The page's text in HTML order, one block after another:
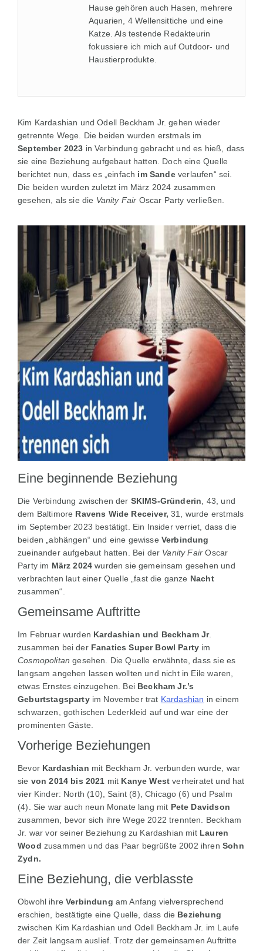
Hause gehören auch Hasen, mehrere
Aquarien, 4 Wellensittiche und eine
Katze. Als testende Redakteurin
fokussiere ich mich auf Outdoor- und
Haustierprodukte.
Kim Kardashian und Odell Beckham Jr. gehen wieder
getrennte Wege. Die beiden wurden erstmals im
September 2023 in Verbindung gebracht und es hieß, dass
sie eine Beziehung aufgebaut hatten. Doch eine Quelle
berichtet nun, dass es „einfach im Sandeverlaufen“ sei.
Die beiden wurden zuletzt im März 2024 zusammen
gesehen, als sie die Vanity Fair Oscar Party verließen.
Eine beginnende Beziehung
Die Verbindung zwischen der SKIMS-Gründerin , 43, und
dem Baltimore Ravens Wide Receiver, 31, wurde erstmals
im September 2023 bestätigt. Ein Insider verriet, dass die
beiden „abhängen“ und eine gewisse Verbindung
zueinander aufgebaut hatten. Bei der Vanity Fair Oscar
Party im März 2024 wurden sie gemeinsam gesehen und
verbrachten laut einer Quelle „fast die ganze Nacht
zusammen“.
Gemeinsame Auftritte
Im Februar wurden Kardashian und Beckham Jr.
zusammen bei der Fanatics Super Bowl Party im
Cosmopolitan gesehen. Die Quelle erwähnte, dass sie es
langsam angehen lassen wollten und nicht in Eile waren,
etwas Ernstes einzugehen. Bei Beckham Jr.’s
Geburtstagspartyim November trat Kardashian in einem
schwarzen, gothischen Lederkleid auf und war eine der
prominenten Gäste.
Vorherige Beziehungen
Bevor Kardashian mit Beckham Jr. verbunden wurde, war
sie von 2014 bis 2021 mit Kanye Westverheiratet und hat
vier Kinder: North (10), Saint (8), Chicago (6) und Psalm
(4). Sie war auch neun Monate lang mit Pete Davidson
zusammen, bevor sich ihre Wege 2022 trennten. Beckham
Jr. war vor seiner Beziehung zu Kardashian mitLauren
Wood zusammen und das Paar begrüßte 2002 ihren Sohn
Zydn.
Eine Beziehung, die verblasste
Obwohl ihreVerbindung am Anfang vielversprechend
erschien, bestätigte eine Quelle, dass die Beziehung
zwischen Kim Kardashian und Odell Beckham Jr. im Laufe
der Zeit langsam auslief. Trotz der gemeinsamen Auftritte